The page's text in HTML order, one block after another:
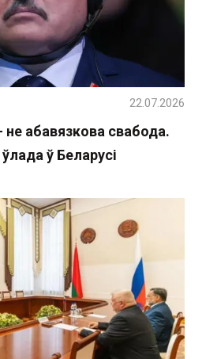
абавязкова свабода.
ў Беларусі
22.07.2026